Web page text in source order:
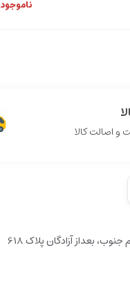
ناموجود
و اصالت کالا
بعداز آزادگان پلاک 618